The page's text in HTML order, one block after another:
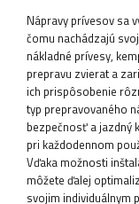
Nápravy prívesov sa
čomu nachádzajú
nákladné prívesy,
prepravu zvierat a
ich prispôsobenie
typ prepravovaného
bezpečnosť a jazdný
pri každodennom
Vďaka možnosti
môžete ďalej
svojim individuálnym